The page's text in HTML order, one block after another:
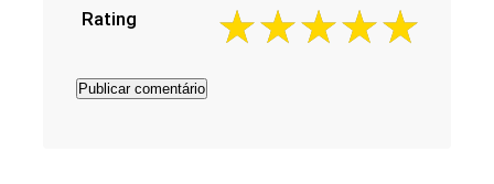
Rating